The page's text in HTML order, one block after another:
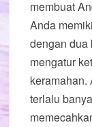
membuat
Anda
dengan dua
mengatur
keramahan.
terlalu